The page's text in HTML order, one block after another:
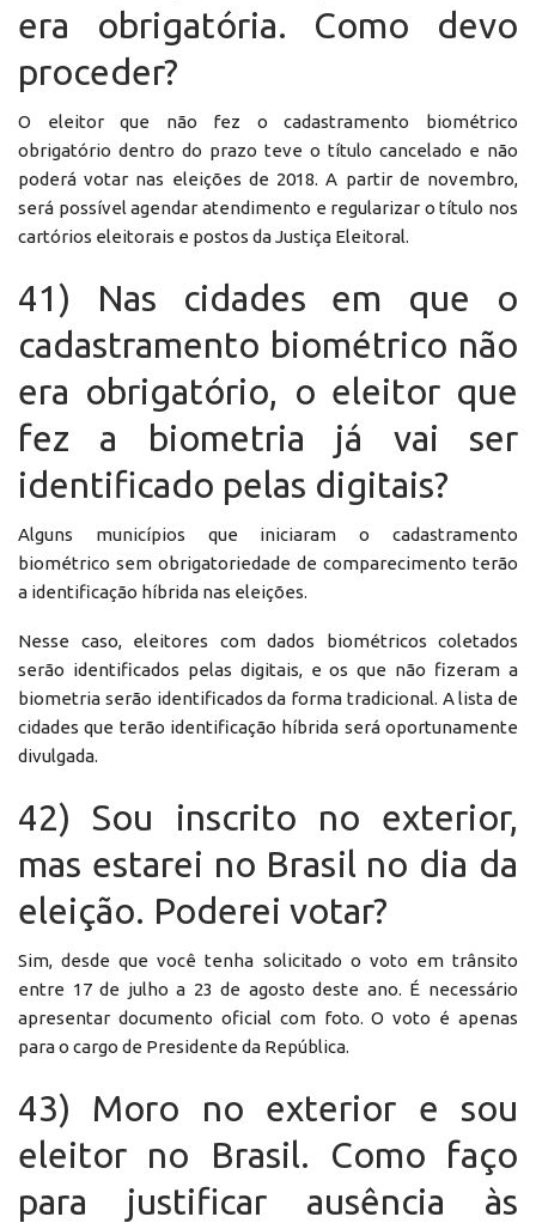
era obrigatória. Como devo
proceder?
O eleitor que não fez o cadastramento biométrico
obrigatório dentro do prazo teve o título cancelado e não
poderá votar nas eleições de 2018. A partir de novembro,
será possível agendar atendimento e regularizar o título nos
cartórios eleitorais e postos da Justiça Eleitoral.
41) Nas cidades em que o
cadastramento biométrico não
era obrigatório, o eleitor que
fez a biometria já vai ser
identificado pelas digitais?
Alguns municípios que iniciaram o cadastramento
biométrico sem obrigatoriedade de comparecimento terão
a identificação híbrida nas eleições.
Nesse caso, eleitores com dados biométricos coletados
serão identificados pelas digitais, e os que não fizeram a
biometria serão identificados da forma tradicional. A lista de
cidades que terão identificação híbrida será oportunamente
divulgada.
42) Sou inscrito no exterior,
mas estarei no Brasil no dia da
eleição. Poderei votar?
Sim, desde que você tenha solicitado o voto em trânsito
entre 17 de julho a 23 de agosto deste ano. É necessário
apresentar documento oficial com foto. O voto é apenas
para o cargo de Presidente da República.
43) Moro no exterior e sou
eleitor no Brasil. Como faço
para justificar ausência às